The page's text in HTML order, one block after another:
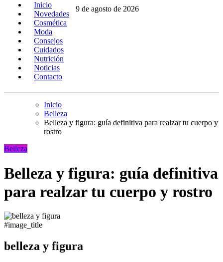
9 de agosto de 2026
Inicio
Novedades
Cosmética
Moda
Consejos
Cuidados
Nutrición
Noticias
Contacto
Inicio
Belleza
Belleza y figura: guía definitiva para realzar tu cuerpo y
rostro
Belleza
Belleza y figura: guía definitiva
para realzar tu cuerpo y rostro
#image_title
belleza y figura